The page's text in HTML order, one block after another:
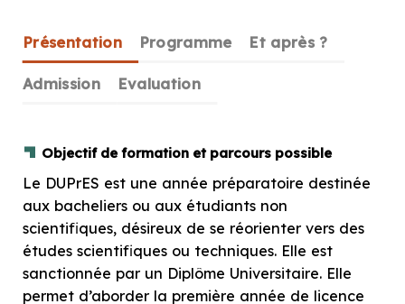
Présentation Programme Et après ?
Admission Evaluation
Objectif de formation et parcours possible
Le DUPrES est une année préparatoire destinée
aux bacheliers ou aux étudiants non
scientifiques, désireux de se réorienter vers des
études scientifiques ou techniques. Elle est
sanctionnée par un Diplôme Universitaire. Elle
permet d’aborder la première année de licence